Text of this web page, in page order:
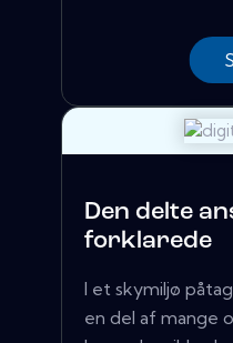
Den delte
forklarede
I et skymiljø
en del af mange